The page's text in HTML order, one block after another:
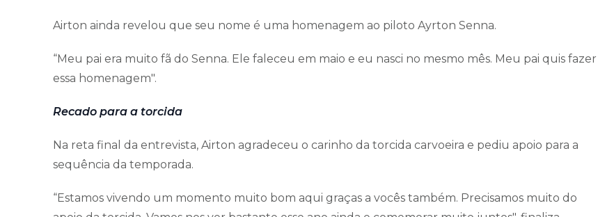
Airton ainda revelou que seu nome é uma homenagem ao piloto Ayrton Senna.
“Meu pai era muito fã do Senna. Ele faleceu em maio e eu nasci no mesmo mês. Meu pai quis fazer
essa homenagem".
Recado para a torcida
Na reta final da entrevista, Airton agradeceu o carinho da torcida carvoeira e pediu apoio para a
sequência da temporada.
“Estamos vivendo um momento muito bom aqui graças a vocês também. Precisamos muito do